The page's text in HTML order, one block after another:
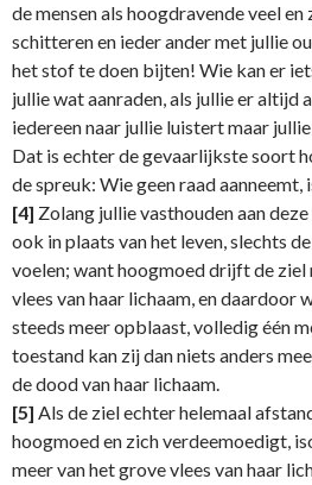
de mensen als hoogdravende veel
schitteren en ieder ander met jullie
het stof te doen bijten! Wie kan er
jullie wat aanraden, als jullie er altijd
iedereen naar jullie luistert maar
Dat is echter de gevaarlijkste soort
de spreuk: Wie geen raad aanneemt,
[4] Zolang jullie vasthouden aan
ook in plaats van het leven, slechts
voelen; want hoogmoed drijft de ziel
vlees van haar lichaam, en daardoor
steeds meer opblaast, volledig één
toestand kan zij dan niets anders
de dood van haar lichaam.
[5] Als de ziel echter helemaal
hoogmoed en zich verdeemoedigt,
meer van het grove vlees van haar